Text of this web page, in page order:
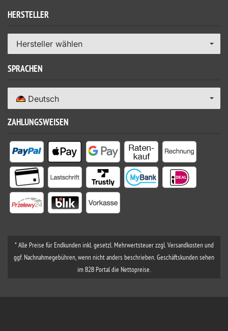
HERSTELLER
Hersteller wählen
SPRACHEN
Deutsch
ZAHLUNGSWEISEN
* Alle Preise für Endkunden inkl. gesetzl. Mehrwertsteuer zzgl. Versandkosten und
ggf. Nachnahmegebühren, wenn nicht anders beschrieben. Geschäftskunden sehen
im B2B Portal die Nettopreise.